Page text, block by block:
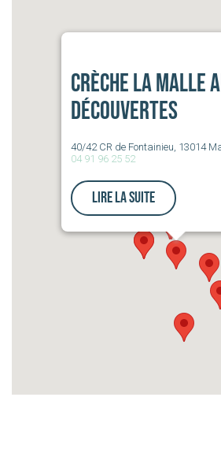
Crèche La Malle
découvertes
40/42 CR de Fontainieu, 13014
04 91 96 25 52
Lire la suite